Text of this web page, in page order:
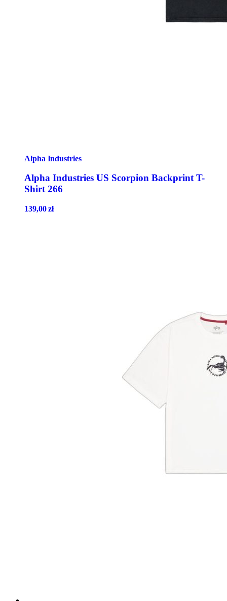
Alpha Industries
Alpha Industries US Scorpion Backprint T-
Shirt 266
139,00zł